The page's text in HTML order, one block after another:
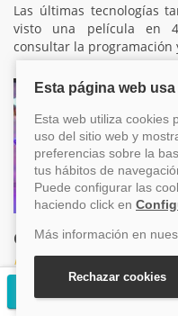
Las últimas tecnologías
visto una película en
consultar la
Club infantil
Niños
En MSC también
infantil disfrutarán con